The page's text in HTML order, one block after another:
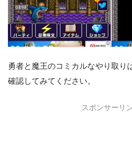
勇者と魔王のコミカルなやり取り
確認してみてください。
スポンサーリ